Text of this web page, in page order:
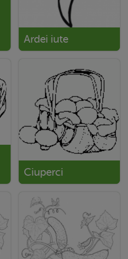
Ardei iute
Ciuperci